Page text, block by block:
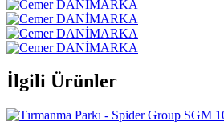
İlgili Ürünler